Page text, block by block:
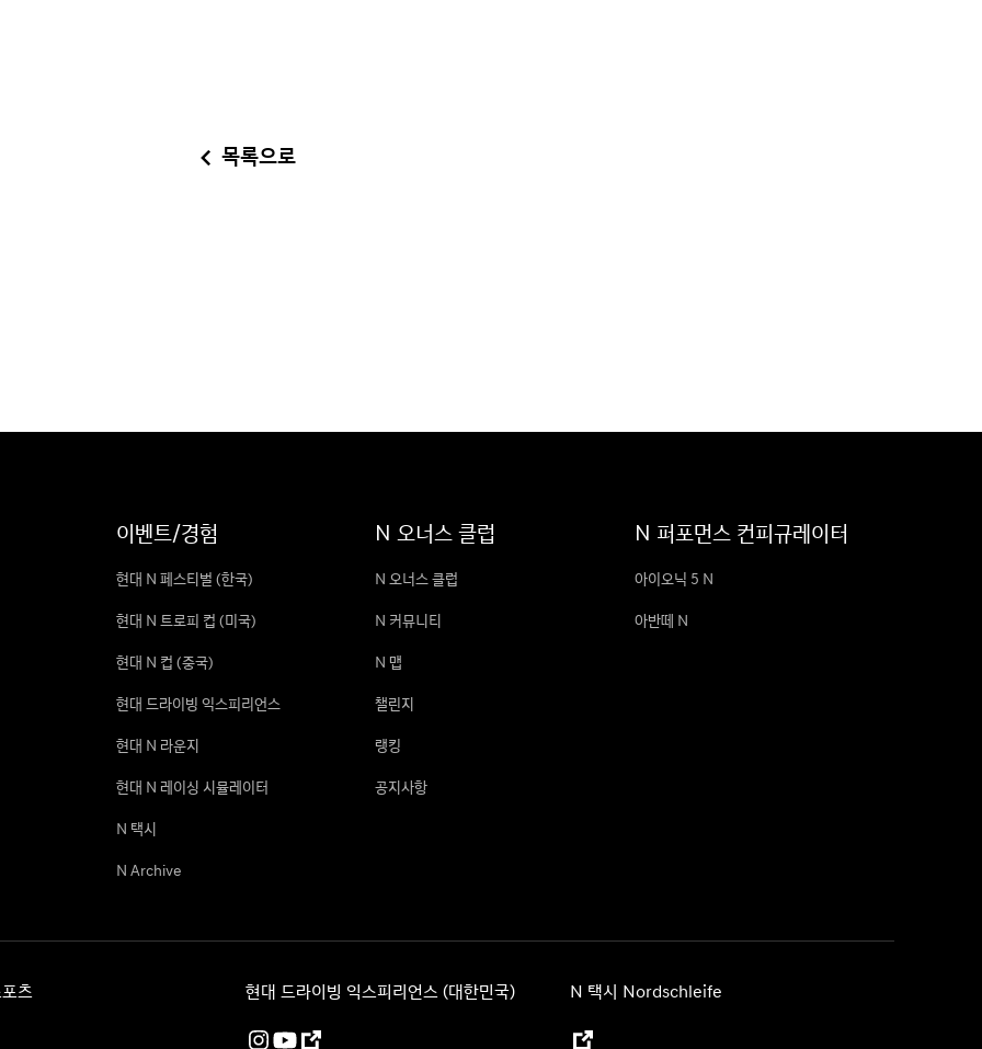
목록으로
이벤트/경험
현대 N 페스티벌 (한국)
현대 N 트로피 컵 (미국)
현대 N 컵 (중국)
현대 드라이빙 익스피리언스
현대 N 라운지
현대 N 레이싱 시뮬레이터
N 택시
N Archive
N 오너스 클럽
N 오너스 클럽
N 커뮤니티
N 맵
챌린지
랭킹
공지사항
N 퍼포먼스 컨피규레이터
아이오닉 5 N
아반떼 N
츠 현대 드라이빙 익스피리언스 (대한민국) N 택시 Nordschleife